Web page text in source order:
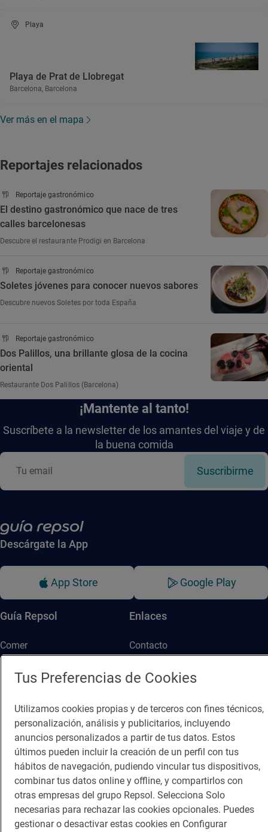
Playa
Playa de Prat de Llobregat
Barcelona, Barcelona
Ver más en el mapa
Reportajes relacionados
Reportaje gastronómico
El destino gastronómico que nace de tres
calles barcelonesas
Descubre el restaurante Prodigi en Barcelona
Reportaje gastronómico
Soletes jóvenes para conocer nuevos sabores
Descubre nuevos Soletes por toda España
Reportaje gastronómico
Dos Palillos, una brillante glosa de la cocina
oriental
Restaurante Dos Palillos (Barcelona)
¡Mantente al tanto!
Suscríbete a la newsletter de los amantes del viaje y de
la buena comida
Suscribirme
Descárgate la App
App Store Google Play
Guía Repsol
Comer
Enlaces
Contacto
Política de privacidad Política de cookies
Nota legal
Condiciones del servicio
© Repsol S.A. 2000- 2026
Tus Preferencias de Cookies
Utilizamos cookies propias y de terceros con fines técnicos,
personalización, análisis y publicitarios, incluyendo
anuncios personalizados a partir de tus datos. Estos
últimos pueden incluir la creación de un perfil con tus
hábitos de navegación, pudiendo vincular tus dispositivos,
combinar tus datos online y offline, y compartirlos con
otras empresas del grupo Repsol. Selecciona Solo
necesarias para rechazar las cookies opcionales. Puedes
gestionar o desactivar estas cookies en Configurar